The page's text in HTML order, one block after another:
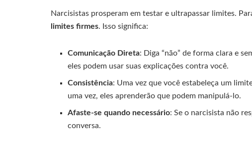
Narcisistas prosperam em testar e ultrapassar limites.
limites firmes. Isso significa:
Comunicação Direta: Diga “não” de forma clara e
eles podem usar suas explicações contra você.
Consistência: Uma vez que você estabeleça um
uma vez, eles aprenderão que podem manipulá-lo.
Afaste-se quando necessário: Se o narcisista não
conversa.